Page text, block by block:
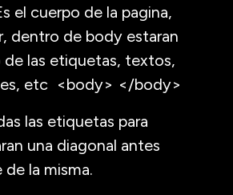
el cuerpo de la pagina,
dentro de body estaran
de las etiquetas, textos,
etc <body> </body>
las etiquetas para
una diagonal antes
la misma.